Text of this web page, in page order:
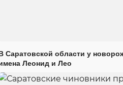
Саратовской области у
Леонид и Лео